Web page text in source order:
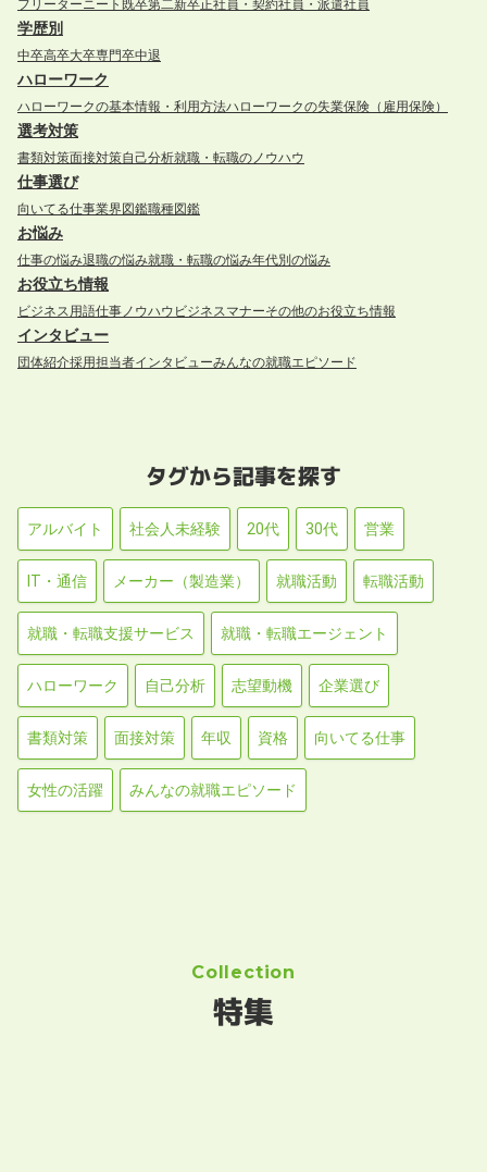
フリーターニート 既卒第二新卒正社員・契約社員・派遣社員
学歴別
中卒高卒大卒専門卒中退
ハローワーク
ハローワークの基本情報・利用方法ハローワークの失業保険（雇用保険）
選考対策
書類対策面接対策自己分析就職・転職のノウハウ
仕事選び
向いてる仕事業界図鑑職種図鑑
お悩み
仕事の悩み退職の悩み就職・転職の悩み年代別の悩み
お役立ち情報
ビジネス用語仕事ノウハウ ビジネスマナーその他のお役立ち情報
インタビュー
団体紹介採用担当者インタビューみんなの就職エピソード
タグから記事を探す
アルバイト 社会人未経験 20代 30代 営業
IT・通信 メーカー（製造業） 就職活動 転職活動
就職・転職支援サービス 就職・転職エージェント
ハローワーク 自己分析 志望動機 企業選び
書類対策 面接対策 年収 資格 向いてる仕事
女性の活躍 みんなの就職エピソード
Collection
特集